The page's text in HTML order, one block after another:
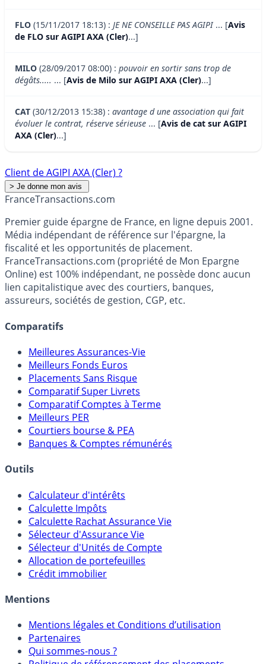
FLO (15/11/2017 18:13) : JE NE CONSEILLE PAS AGIPI... [Avis
de FLO sur AGIPI AXA (Cler)...]
MILO (28/09/2017 08:00) : pouvoir en sortir sans trop de
dégâts..... ... [Avis de Milo sur AGIPI AXA (Cler)...]
CAT (30/12/2013 15:38) : avantage d une association qui fait
évoluer le contrat, réserve sérieuse ... [Avis de cat sur AGIPI
AXA (Cler)...]
Client de AGIPI AXA (Cler) ?
FranceTransactions.com
Premier guide épargne de France, en ligne depuis 2001.
Média indépendant de référence sur l'épargne, la
fiscalité et les opportunités de placement.
FranceTransactions.com (propriété de Mon Epargne
Online) est 100% indépendant, ne possède donc aucun
lien capitalistique avec des courtiers, banques,
assureurs, sociétés de gestion, CGP, etc.
Comparatifs
Meilleures Assurances-Vie
Meilleurs Fonds Euros
Placements Sans Risque
Comparatif Super Livrets
Comparatif Comptes à Terme
Meilleurs PER
Courtiers bourse & PEA
Banques & Comptes rémunérés
Outils
Calculateur d'intérêts
Calculette Impôts
Calculette Rachat Assurance Vie
Sélecteur d'Assurance Vie
Sélecteur d'Unités de Compte
Allocation de portefeuilles
Crédit immobilier
Mentions
Mentions légales et Conditions d’utilisation
Partenaires
Qui sommes-nous ?